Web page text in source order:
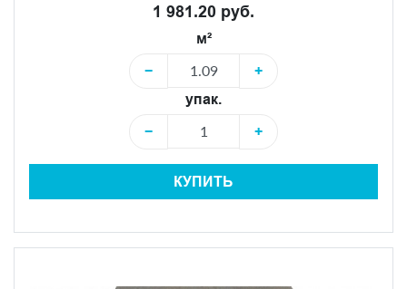
1 981.20 руб.
м²
−
+
упак.
−
+
КУПИТЬ